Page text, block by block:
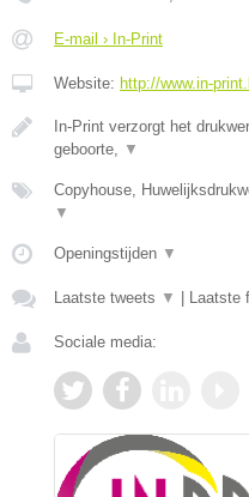
E-mail › In-Print
Website: http://www.in-
In-Print verzorgt het
geboorte,
▼
Copyhouse,
▼
Openingstijden ▼
Laatste tweets ▼ | Laatste
Sociale media: